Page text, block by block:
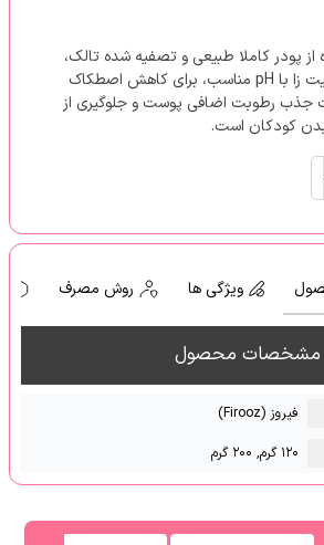
از پودر کاملا طبیعی و تصفیه شده تالک،
فاقد هرگونه مواد حساسیت زا با pH مناسب، برای کاهش اصطکاک
جذب رطوبت اضافی پوست و جلوگیری از
کودکان است.
ویژگی ها روش مصرف
مشخصات محصول
فیروز (Firooz)
۱۲۰ گرم, ۲۰۰ گرم